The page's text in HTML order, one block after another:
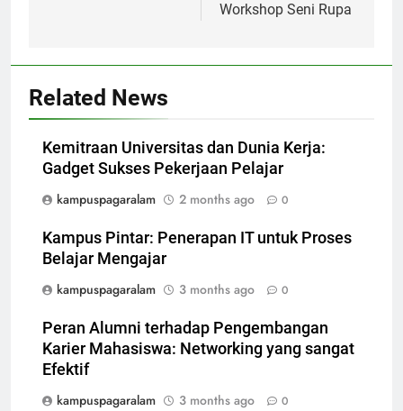
Workshop Seni Rupa
Related News
Kemitraan Universitas dan Dunia Kerja:
Gadget Sukses Pekerjaan Pelajar
kampuspagaralam
2 months ago 0
Kampus Pintar: Penerapan IT untuk Proses
Belajar Mengajar
kampuspagaralam
3 months ago 0
Peran Alumni terhadap Pengembangan
Karier Mahasiswa: Networking yang sangat
Efektif
kampuspagaralam
3 months ago 0